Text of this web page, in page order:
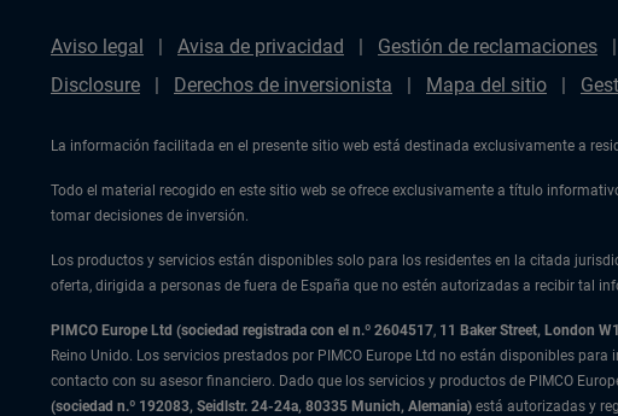
Aviso legal Avisa de privacidad Gestión de reclamaciones
Disclosure
Derechos de inversionista Mapa del sitio
La información facilitada en el presente sitio web está destinada exclusivamente a
Todo el material recogido en este sitio web se ofrece exclusivamente a título
tomar decisiones de inversión.
Los productos y servicios están disponibles solo para los residentes en la citada
oferta, dirigida a personas de fuera de España que no estén autorizadas a recibir tal
PIMCO Europe Ltd (sociedad registrada con el n.º 2604517, 11 Baker Street, London
Reino Unido. Los servicios prestados por PIMCO Europe Ltd no están disponibles
contacto con su asesor financiero. Dado que los servicios y productos de PIMCO
(sociedad n.º 192083, Seidlstr. 24-24a, 80335 Munich, Alemania) está autorizadas y